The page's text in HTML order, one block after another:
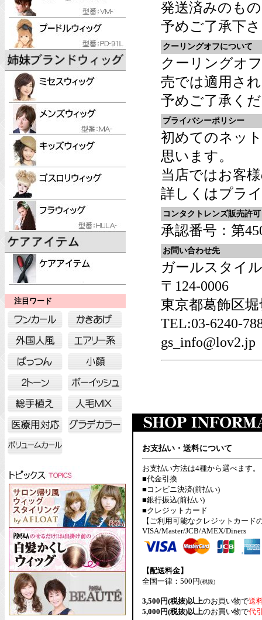
注目ワード
発送済みのも
予めご了承下
クーリングオフについて
クーリングオ
売では適用さ
予めご了承く
プライバシーポリシー
初めてのネッ
思います。
当店ではお客
詳しくはプラ
コンタクトレンズ販売許可
承認番号：第
お問い合わせ先
ガールスタイ
〒124-0006
東京都葛飾区堀
TEL:03-6240-
gs_info@lov2.jp
お支払い・送料について
お支払い方法は4種から選べます。
■代金引換
■コンビニ決済(前払い)
■銀行振込(前払い)
■クレジットカード
【ご利用可能なクレジットカード
VISA/Master/JCB/AMEX/Diners
【配送料金】
全国一律：500円(税抜)
3,500円(税抜)以上のお買い物で送
5,000円(税抜)以上のお買い物で代